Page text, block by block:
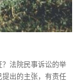
法院民事诉讼的举
出的主张，有责任